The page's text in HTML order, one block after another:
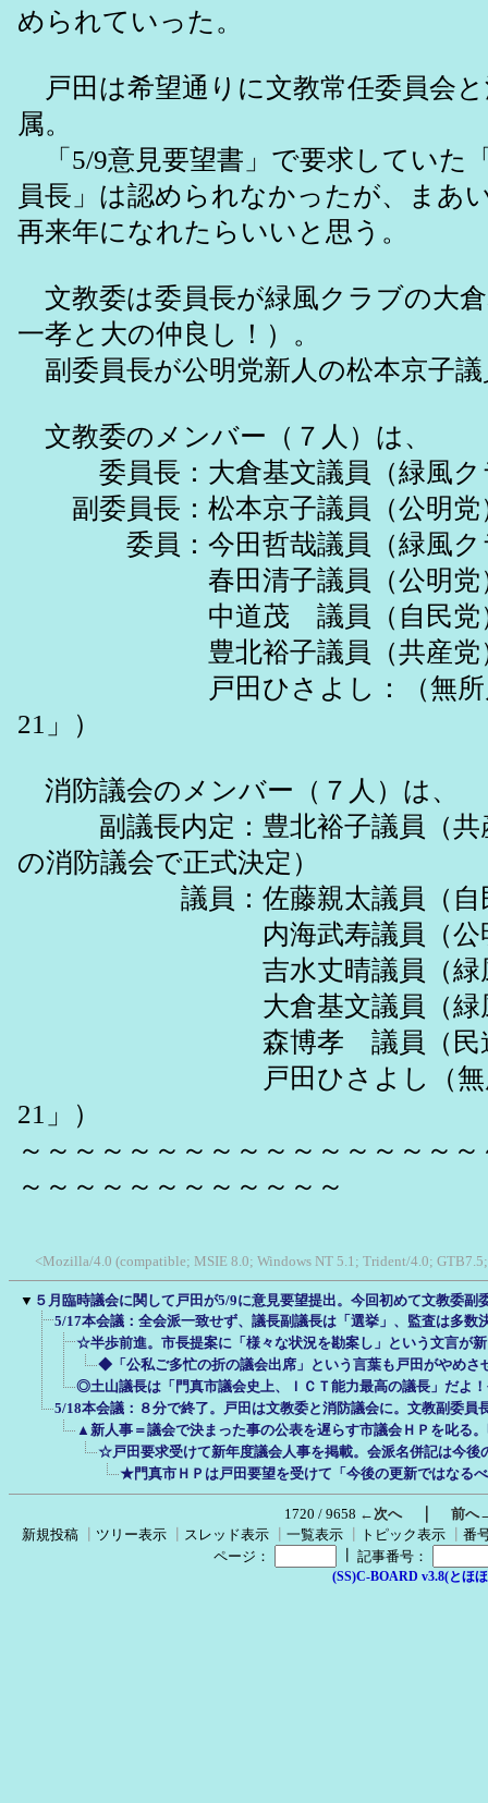
められていった。
戸田は希望通りに文教常任委員会
属。
「5/9意見要望書」で要求していた
員長」は認められなかったが、まあ
再来年になれたらいいと思う。
文教委は委員長が緑風クラブの大
一孝と大の仲良し！）。
副委員長が公明党新人の松本京子議
文教委のメンバー（７人）は、
委員長：大倉基文議員（緑風ク
副委員長：松本京子議員（公明党
委員：今田哲哉議員（緑風ク
春田清子議員（公明党
中道茂 議員（自民党
豊北裕子議員（共産党
戸田ひさよし：（無所属
21」）
消防議会のメンバー（７人）は、
副議長内定：豊北裕子議員（共
の消防議会で正式決定）
議員：佐藤親太議員（自
内海武寿議員（公明
吉水丈晴議員（緑風
大倉基文議員（緑風
森博孝 議員（民進党
戸田ひさよし（無所属
21」）
～～～～～～～～～～～～～～～～
～～～～～～～～～～～～
<Mozilla/4.0 (compatible; MSIE 8.0; Windows NT 5.1; Trident/4.0;
▼ ５月臨時議会に関して戸田が5/9に意見要望提出。今回初めて文教委副
5/17本会議：全会派一致せず、議長副議長は「選挙」、監査は多数
☆半歩前進。市長提案に「様々な状況を勘案し」という文言が
◆「公私ご多忙の折の議会出席」という言葉も戸田がやめさ
◎土山議長は「門真市議会史上、ＩＣＴ能力最高の議長」だよ
5/18本会議：８分で終了。戸田は文教委と消防議会に。文教副委員
▲新人事＝議会で決まった事の公表を遅らす市議会ＨＰを叱る
☆戸田要求受けて新年度議会人事を掲載。会派名併記は今後
★門真市ＨＰは戸田要望を受けて「今後の更新ではなる
1720 / 9658 ←次へ｜ 前へ
新規投稿
ツリー表示 スレッド表示 一覧表示 トピック表示
番
ページ：
記事番号：
(SS)C-BOARD v3.8(とほ